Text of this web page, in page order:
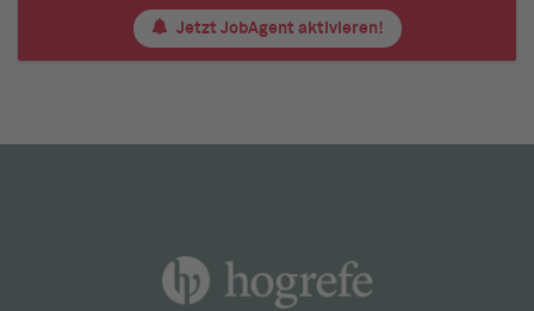
Jetzt JobAgent aktivieren!